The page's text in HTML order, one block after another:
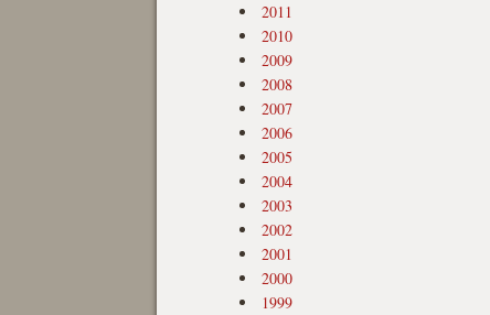
2011
2010
2009
2008
2007
2006
2005
2004
2003
2002
2001
2000
1999